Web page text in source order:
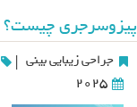
پیزوسرجری چیست؟
جراحی زیبایی بینی |
2025